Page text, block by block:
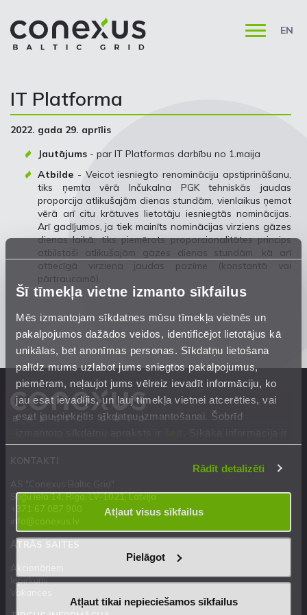
Šī tīmekļa vietne izmanto sīkfailus
Mēs izmantojam sīkdatnes mūsu tīmekļa vietnēs un
pakalpojumos dažādos veidos, identificējot lietotājus kā
unikālas, bet anonīmas personas. Sīkdatņu lietošana
palīdz mums uzlabot jums sniegtos pakalpojumus,
piemēram, neļaujot jums vēlreiz ievadīt informāciju, ko
jau esat ievadījis, un ļauj tīmekļa vietnei atcerēties, vai
esat jau piekritis sīkdatņu izmantošanai. Šobrīd
mūsuPrivātuma atrunā.
Rādīt detalizēti
Atļaut visus sīkfailus
Pielāgot
Atļaut tikai nepieciešamos sīkfailus
EN
IT Platforma
2022. gada 29. aprīlis
Jautājums - par IT Platformas darbību no 1.maija
Atbilde - Veicot iesniegto renomināciju apstiprināšanu,
tiks ņemta vērā Inčukalna PGK tehniskās jaudas
proporcija atlikušajām dienas stundām, vienlaikus ņemot
vērā arī citu krātuves lietotāju iesniegtās nominācijas.
Arī gadījumos, ja tiek mainīts nominācijas virziens gāzes
dienas laikā, tiks piemērots proporcionalitātes princips
atbilstoši atlikušajām gāzes dienas stundām, kā arī
attiecīgā virziena jaudas pazīme (konstantā vai
pārtraucamā).
Stigu iela 14, Rīga, LV-1021, Latvija
Iepirkumi